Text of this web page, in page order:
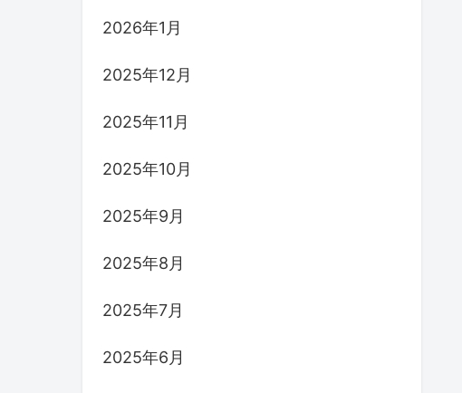
2026年1月
2025年12月
2025年11月
2025年10月
2025年9月
2025年8月
2025年7月
2025年6月